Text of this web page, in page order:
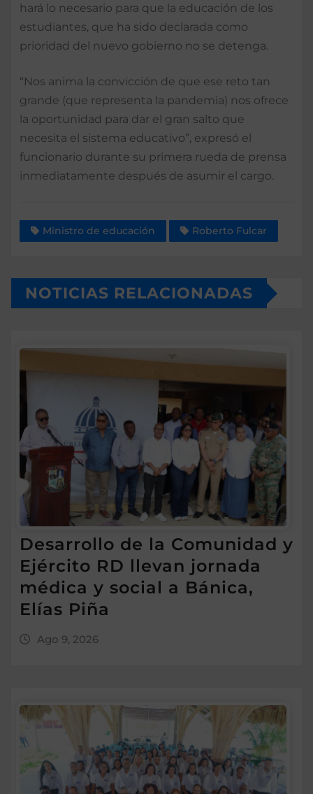
hará lo necesario para que la educación de los
estudiantes, que ha sido declarada como
prioridad del nuevo gobierno no se detenga.
“Nos anima la convicción de que ese reto tan
grande (que representa la pandemia) nos ofrece
la oportunidad para dar el gran salto que
necesita el sistema educativo”, expresó el
funcionario durante su primera rueda de prensa
inmediatamente después de asumir el cargo.
Ministro de educación Roberto Fulcar
NOTICIAS RELACIONADAS
Desarrollo de la Comunidad y
Ejército RD llevan jornada
médica y social a Bánica,
Elías Piña
Ago 9, 2026